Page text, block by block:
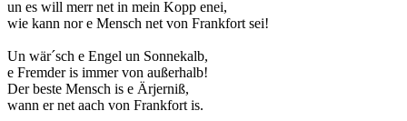
un es will merr net in mein Kopp enei,
wie kann nor e Mensch net von Frankfort sei!
Un wär´sch e Engel un Sonnekalb,
e Fremder is immer von außerhalb!
Der beste Mensch is e Ärjerniß,
wann er net aach von Frankfort is.